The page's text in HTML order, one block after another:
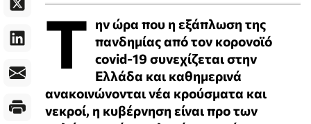
Τ ην ώρα που η εξάπλωση της
πανδημίας από τον κορονοϊό
covid-19 συνεχίζεται στην
Ελλάδα και καθημερινά
ανακοινώνονται νέα κρούσματα και
νεκροί, η κυβέρνηση είναι προ των